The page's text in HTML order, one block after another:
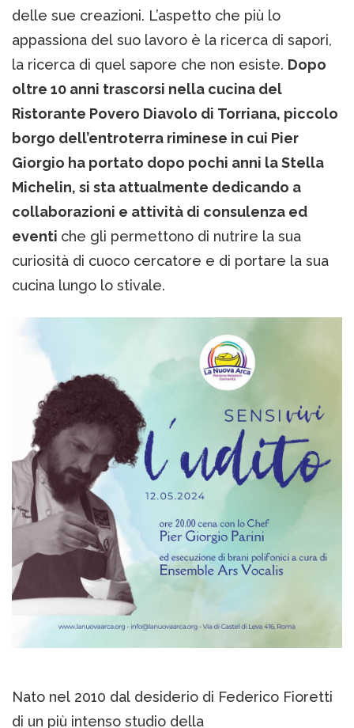
delle sue creazioni. L’aspetto che più lo
appassiona del suo lavoro è la ricerca di sapori,
la ricerca di quel sapore che non esiste. Dopo
oltre 10 anni trascorsi nella cucina del
Ristorante Povero Diavolo di Torriana, piccolo
borgo dell’entroterra riminese in cui Pier
Giorgio ha portato dopo pochi anni la Stella
Michelin, si sta attualmente dedicando a
collaborazioni e attività di consulenza ed
eventi che gli permettono di nutrire la sua
curiosità di cuoco cercatore e di portare la sua
cucina lungo lo stivale.
Nato nel 2010 dal desiderio di Federico Fioretti
di un più intenso studio della